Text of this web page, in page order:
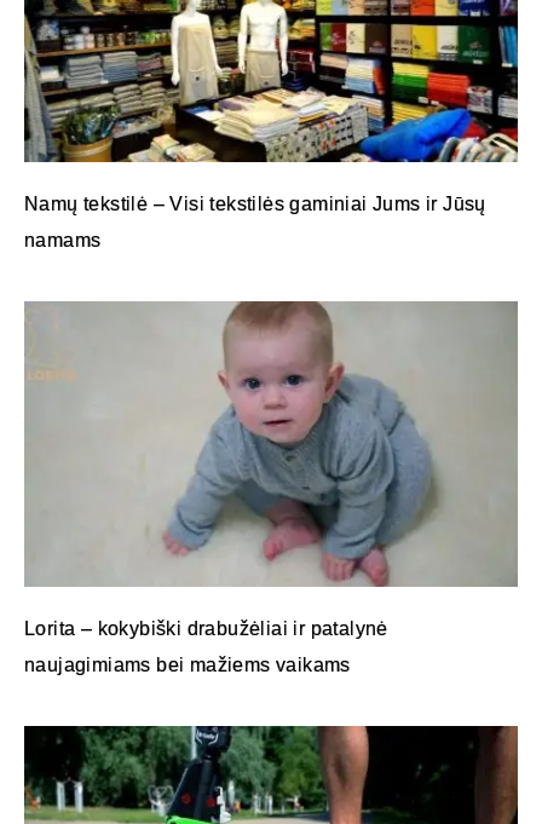
Namų tekstilė – Visi tekstilės gaminiai Jums ir Jūsų
namams
Lorita – kokybiški drabužėliai ir patalynė
naujagimiams bei mažiems vaikams